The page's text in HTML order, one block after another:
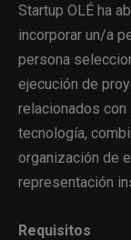
Startup OLÉ ha
incorporar un/a
persona
ejecución de
relacionados con
tecnología,
organización de
representación
Requisitos